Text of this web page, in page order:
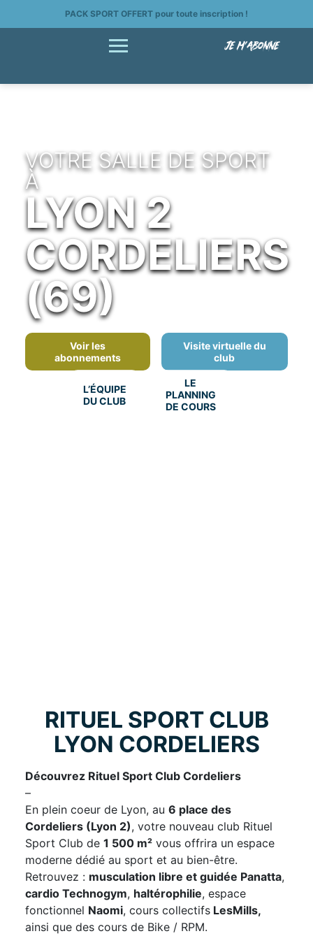
PACK SPORT OFFERT pour toute inscription !
JE M'ABONNE
L’ÉQUIPE
DU CLUB
LE
PLANNING
DE COURS
VOTRE SALLE DE SPORT
À
LYON 2
CORDELIERS
(69)
Voir les
abonnements
Visite virtuelle du
club
RITUEL SPORT CLUB
LYON CORDELIERS
Découvrez Rituel Sport Club Cordeliers
–
En plein coeur de Lyon, au 6 place des
Cordeliers (Lyon 2), votre nouveau club Rituel
Sport Club de 1 500 m² vous offrira un espace
moderne dédié au sport et au bien-être.
Retrouvez : musculation libre et guidée Panatta,
cardio Technogym, haltérophilie, espace
fonctionnel Naomi, cours collectifs LesMills,
ainsi que des cours de Bike / RPM.